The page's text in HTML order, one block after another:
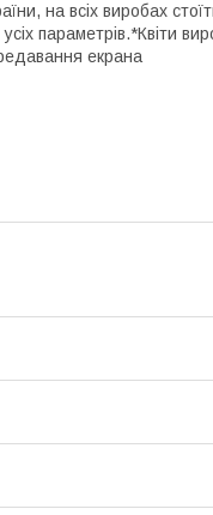
на всіх виробах
параметрів.*Квіти
екрана